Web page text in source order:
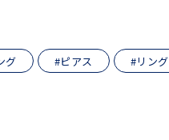
グ #ピアス #リング